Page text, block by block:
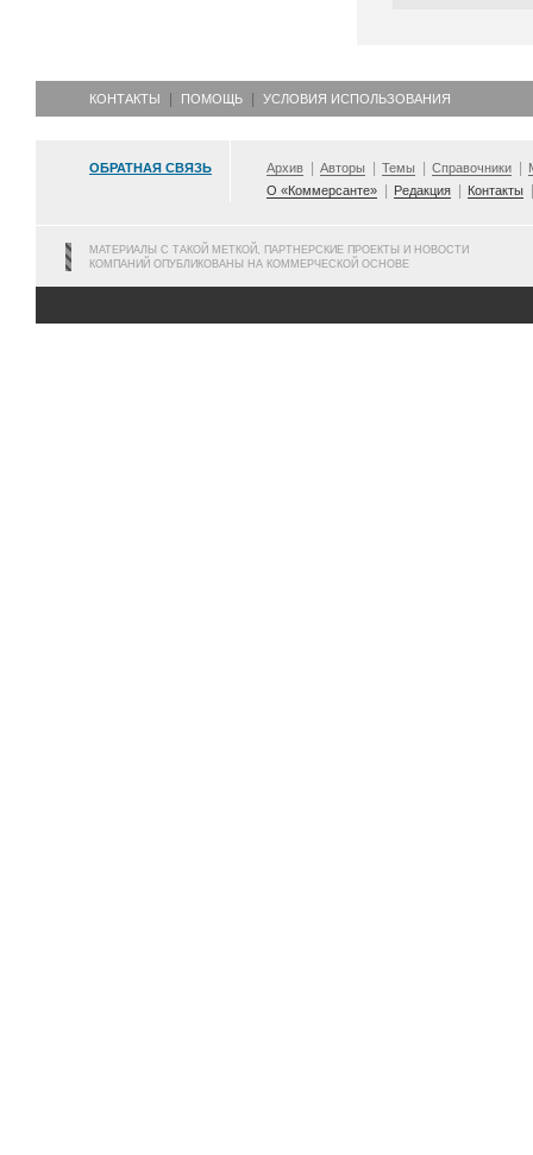
КОНТАКТЫ ПОМОЩЬ УСЛОВИЯ ИСПОЛЬЗОВАНИЯ
ОБРАТНАЯ СВЯЗЬ Архив Авторы Темы Справочники
О «Коммерсанте»
Редакция Контакты
МАТЕРИАЛЫ С ТАКОЙ МЕТКОЙ, ПАРТНЕРСКИЕ ПРОЕКТЫ И НОВОСТИ
КОМПАНИЙ ОПУБЛИКОВАНЫ НА КОММЕРЧЕСКОЙ ОСНОВЕ